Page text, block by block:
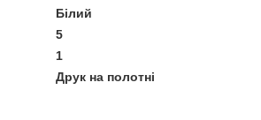
Білий
5
1
Друк на полотні